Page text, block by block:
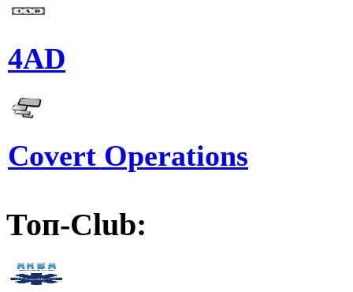
4AD
Covert Operations
Топ-Club: